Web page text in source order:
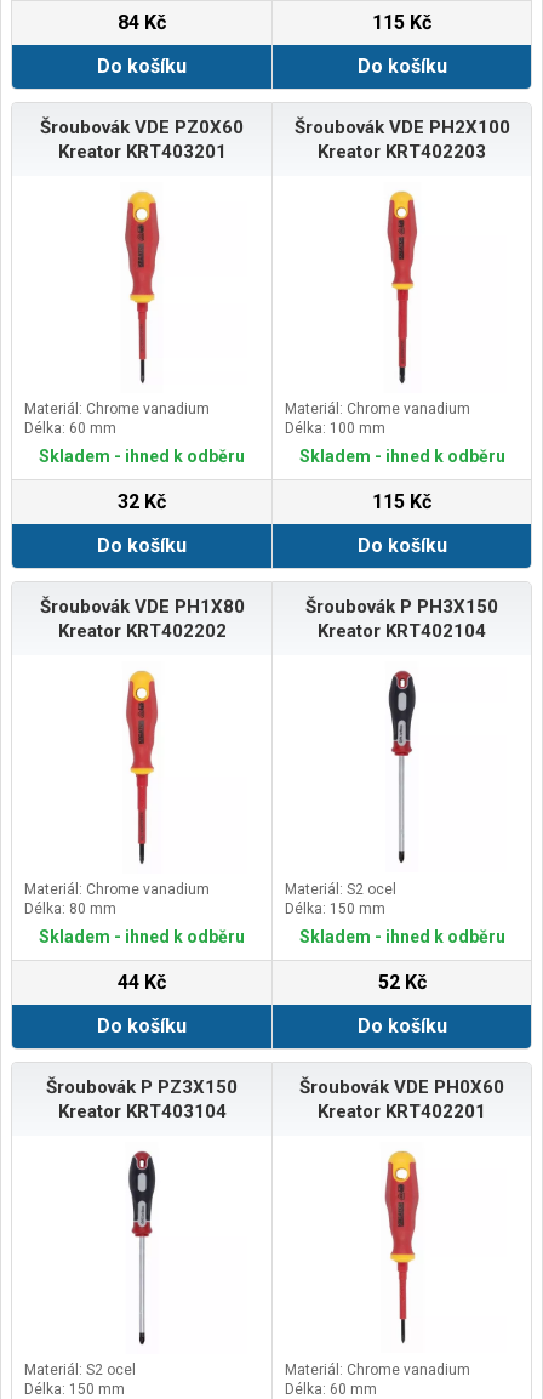
84 Kč
Do košíku
115 Kč
Do košíku
Šroubovák VDE PZ0X60
Kreator KRT403201
Materiál: Chrome vanadium
Délka: 60 mm
Skladem - ihned k odběru
32 Kč
Do košíku
Šroubovák VDE PH2X100
Kreator KRT402203
Materiál: Chrome vanadium
Délka: 100 mm
Skladem - ihned k odběru
115 Kč
Do košíku
Šroubovák VDE PH1X80
Kreator KRT402202
Materiál: Chrome vanadium
Délka: 80 mm
Skladem - ihned k odběru
44 Kč
Do košíku
Šroubovák P PH3X150
Kreator KRT402104
Materiál: S2 ocel
Délka: 150 mm
Skladem - ihned k odběru
52 Kč
Do košíku
Šroubovák P PZ3X150
Kreator KRT403104
Materiál: S2 ocel
Délka: 150 mm
Šroubovák VDE PH0X60
Kreator KRT402201
Materiál: Chrome vanadium
Délka: 60 mm